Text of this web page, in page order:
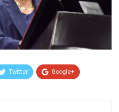
Twitter Google+